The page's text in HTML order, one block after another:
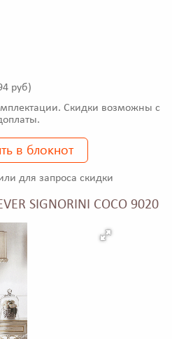
руб)
Скидки возможны с
в блокнот
для запроса скидки
SIGNORINI COCO 9020